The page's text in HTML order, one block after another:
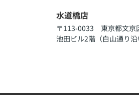
水道橋店
〒113-0033 東京都文京
池田ビル2階（白山通り沿